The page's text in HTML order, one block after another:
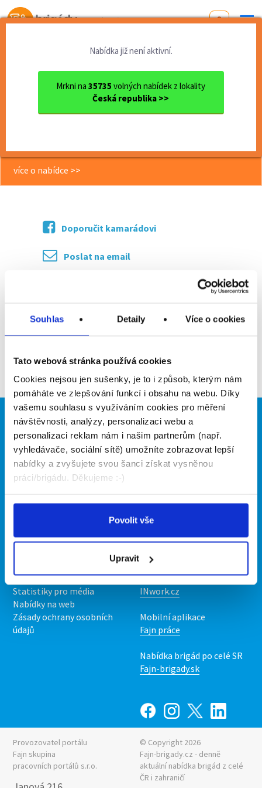
Souhlas Detaily Více o cookies
Tato webová stránka používá cookies
Cookies nejsou jen sušenky, je to i způsob, kterým nám
pomáháte ve zlepšování funkcí i obsahu na webu. Díky
vašemu souhlasu s využíváním cookies pro měření
návštěvnosti, analýzy, personalizaci webu a
personalizaci reklam nám i našim partnerům (např.
vyhledávače, sociální sítě) umožníte zobrazovat lepší
nabídky a zvyšujete svou šanci získat vysněnou
práci/brigádu. Děkujeme :-)
Povolit vše
Upravit
Od první brigády
Nabídka již není aktivní.
Mrkni na35735 volných nabídek z lokality
Česká republika >>
Jihomoravský kraj
Operátor výroby - Brno - Mz...
Operátor výroby - Brno - Mzda až 36
více o nabídce >>
Doporučit kamarádovi
Poslat na email
Zpět
Brigádníci
Články
Hledané brigády
Firmy
Vložit inzerát
Ceník
Kontakt
Upravit předvolby cookies
Statistiky pro média
Nabídky na web
Zásady ochrany osobních
údajů
Naše další projekty
Mobilní aplikace
Nabídka práce z celé ČR
INwork.cz
Mobilní aplikace
Fajn práce
Nabídka brigád po celé SR
Fajn-brigady.sk
Provozovatel portálu
Fajn skupina
pracovních portálů s.r.o.
© Copyright 2026
Fajn-brigady.cz - denně
aktuální nabídka brigád z celé
ČR i zahraničí